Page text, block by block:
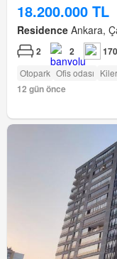
18.200.000 TL
Residence Ankara,
2 2
Otopark Ofis odası Kiler
12 gün önce